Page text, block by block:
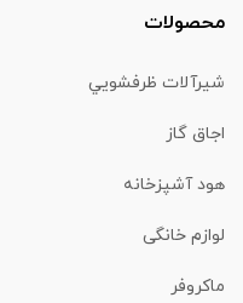
محصولات
شیرآلات ظرفشويي
اجاق گاز
هود آشپزخانه
لوازم خانگی
ماكروفر